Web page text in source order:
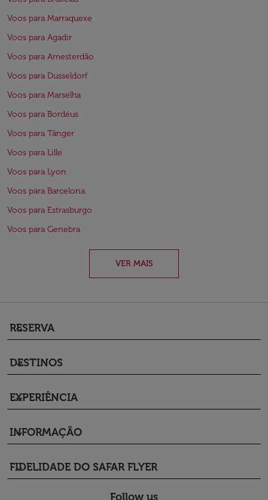
Voos para Marraquexe
Voos para Agadir
Voos para Amesterdão
Voos para Dusseldorf
Voos para Marselha
Voos para Bordéus
Voos para Tânger
Voos para Lille
Voos para Lyon
Voos para Barcelona
Voos para Estrasburgo
Voos para Genebra
VER MAIS
RESERVA
keyboard_arrow_down
DESTINOS
keyboard_arrow_down
EXPERIÊNCIA
keyboard_arrow_down
INFORMAÇÃO
keyboard_arrow_down
FIDELIDADE DO SAFAR FLYER
keyboard_arrow_down
Follow us